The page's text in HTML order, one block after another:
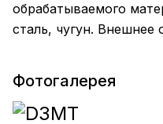
обрабатываемого
сталь, чугун. Внешнее
Фотогалерея